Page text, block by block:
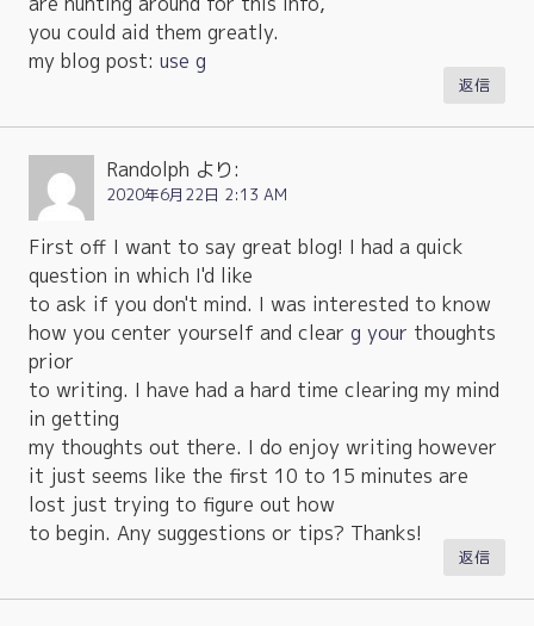
you could aid them greatly.
my blog post: use g
返信
Randolph より:
2020年6月22日 2:13 AM
First off I want to say great blog! I had a quick
question in which I'd like
to ask if you don't mind. I was interested to know
how you center yourself and clear g your thoughts
prior
to writing. I have had a hard time clearing my mind
in getting
my thoughts out there. I do enjoy writing however
it just seems like the first 10 to 15 minutes are
lost just trying to figure out how
to begin. Any suggestions or tips? Thanks!
返信